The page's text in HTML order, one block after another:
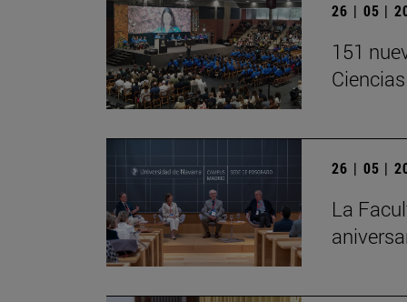
26 | 05 |
151
Ciencias
26 | 05 |
La